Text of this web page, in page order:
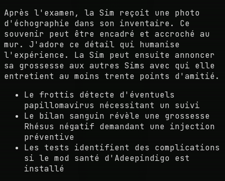
Après l'examen, la Sim reçoit une photo
d'échographie dans son inventaire. Ce
souvenir peut être encadré et accroché au
mur. J'adore ce détail qui humanise
l'expérience. La Sim peut ensuite annoncer
sa grossesse aux autres Sims avec qui elle
entretient au moins trente points d'amitié.
Le frottis détecte d'éventuels
papillomavirus nécessitant un suivi
Le bilan sanguin révèle une grossesse
Rhésus négatif demandant une injection
préventive
Les tests identifient des complications
si le mod santé d'Adeepindigo est
installé